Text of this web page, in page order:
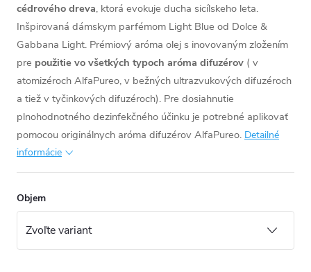
cédrového dreva, ktorá evokuje ducha sicílskeho leta.
Inšpirovaná dámskym parfémom Light Blue od Dolce &
Gabbana Light. Prémiový aróma olej s inovovaným zložením
pre použitie vo všetkých typoch aróma difuzérov ( v
atomizéroch AlfaPureo, v bežných ultrazvukových difuzéroch
a tiež v tyčinkových difuzéroch). Pre dosiahnutie
plnohodnotného dezinfekčného účinku je potrebné aplikovať
pomocou originálnych aróma difuzérov AlfaPureo. Detailné
informácie
Objem